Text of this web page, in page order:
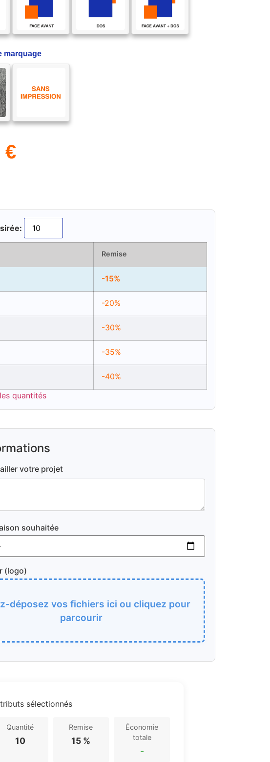
marquage
€
Remise
-15%
-20%
-30%
-35%
-40%
quantités
votre projet
souhaitée
(logo)
déposez vos fichiers ici ou cliquez pour
parcourir
sélectionnés
Quantité
10
Remise
15 %
Économie
totale
-